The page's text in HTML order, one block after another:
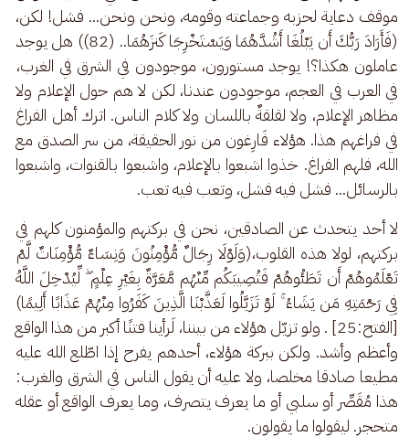
موقف دعاية لحزبه وجماعته وقومه، ونحن ونحن... فشل! لكن،
(فَأَرَادَ رَبُّكَ أَن يَبْلُغَا أَشُدَّهُمَا وَيَسْتَخْرِجَا كَنزَهُمَا.. (82)) هل يوجد
عاملون هكذا؟! يوجد مستورون، موجودون في الشرق في الغرب،
في العرب في العجم، موجودون عندنا، لكن لا هم حول الإعلام ولا
مظاهر الإعلام، ولا لقلقةٌ باللسان ولا كلام الناس. اترك أهل الفراغ
في فراغهم هذا. هؤلاء فَارِغون من نور الحقيقة، من سر الصدق مع
الله، فلهم الفراغ. خذوا اشبعوا بالإعلام، واشبعوا بالقنوات، واشبعوا
بالرسائل... فشل فيه فشل، وتعب فيه تعب.
لا أحد يتحدث عن الصادقين، نحن في بركتهم والمؤمنون كلهم في
بركتهم، لولا هذه القلوب،(وَلَوْلَا رِجَالٌ مُّؤْمِنُونَ وَنِسَاءٌ مُّؤْمِنَاتٌ لَّمْ
تَعْلَمُوهُمْ أَن تَطَئُوهُمْ فَتُصِيبَكُم مِّنْهُم مَّعَرَّةٌ بِغَيْرِ عِلْمٍ ۖ لِّيُدْخِلَ اللَّهُ
فِي رَحْمَتِهِ مَن يَشَاءُ ۚ لَوْ تَزَيَّلُوا لَعَذَّبْنَا الَّذِينَ كَفَرُوا مِنْهُمْ عَذَابًا أَلِيمًا)
[الفتح:25] . ولو تزيّل هؤلاء من بيننا، لَرأينا فتنًا أكبر من هذا الواقع
وأعظم وأشد. ولكن ببركة هؤلاء، أحدهم يفرح إذا اطّلع الله عليه
مطيعا صادقا مخلصا، ولا عليه أن يقول الناس في الشرق والغرب:
هذا مُقَصِّر أو سلبي أو ما يعرف يتصرف، وما يعرف الواقع أو عقله
متحجر. ليقولوا ما يقولون.